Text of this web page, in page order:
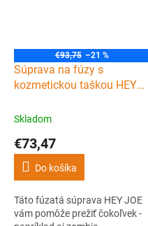
€93,75 –21 %
Súprava na fúzy s
kozmetickou taškou HEY
Skladom
€73,47
Do košíka
Táto fúzatá súprava HEY JOE
vám pomôže prežiť čokoľvek -